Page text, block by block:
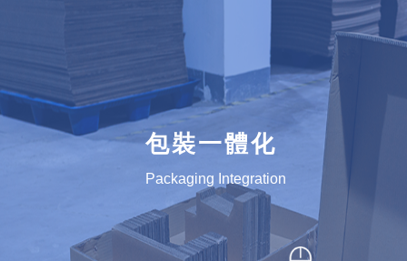
包裝一體化
Packaging Integration